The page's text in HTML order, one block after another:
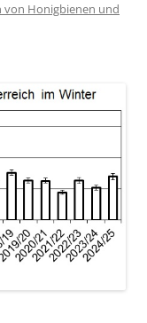
von Honigbienen und